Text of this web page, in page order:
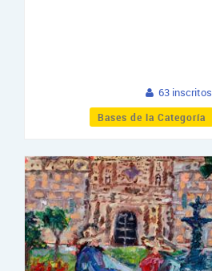
63 inscritos
Bases de la Categoría